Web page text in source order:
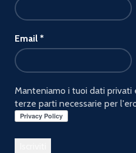
Email *
Manteniamo i tuoi dati privati
terze parti necessarie per